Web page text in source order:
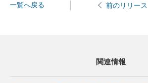
一覧へ戻る 前のリリース
関連情報